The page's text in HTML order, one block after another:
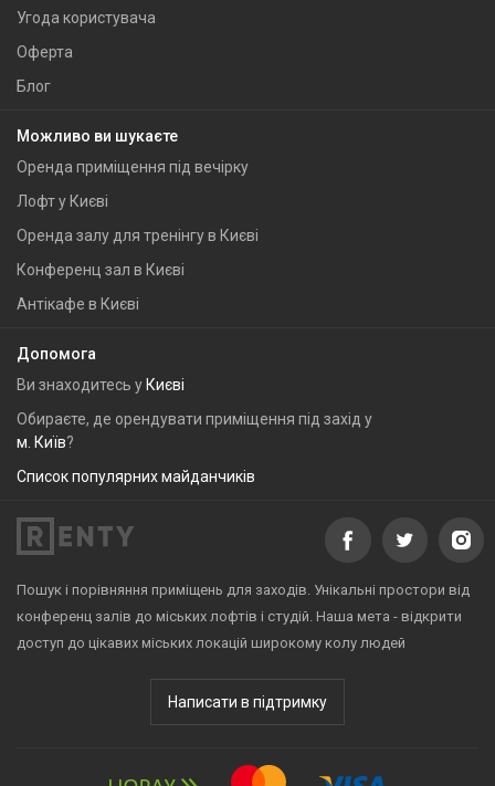
Угода користувача
Оферта
Блог
Можливо ви шукаєте
Оренда приміщення під вечірку
Лофт у Києві
Оренда залу для тренінгу в Києві
Конференц зал в Києві
Антікафе в Києві
Допомога
Ви знаходитесь у Києві
Обираєте, де орендувати приміщення під захід у
м. Київ?
Список популярних майданчиків
Пошук і порівняння приміщень для заходів. Унікальні простори від
конференц залів до міських лофтів і студій. Наша мета - відкрити
доступ до цікавих міських локацій широкому колу людей
Написати в підтримку